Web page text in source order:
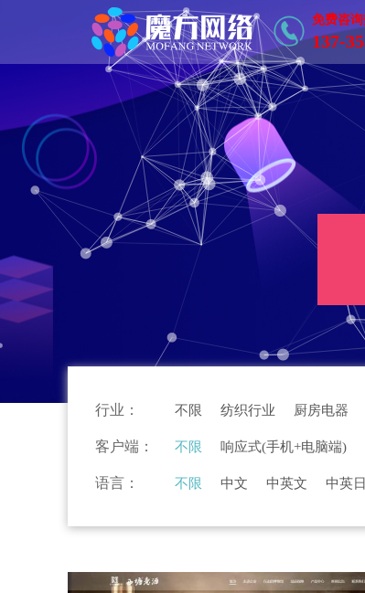
免费咨
137-
行业： 不限 纺织行业 厨房电器
物流行业
高新科技 旅游行
客户端： 不限 响应式(手机+电脑端)
语言： 不限 中文 中英文 中英日